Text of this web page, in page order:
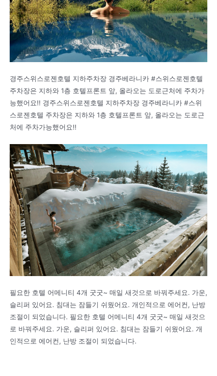
경주스위스로젠호텔 지하주차장 경주베라니카 #스위스로젠호텔
주차장은 지하와 1층 호텔프론트 앞, 올라오는 도로근처에 주차가
능했어요!! 경주스위스로젠호텔 지하주차장 경주베라니카 #스위
스로젠호텔 주차장은 지하와 1층 호텔프론트 앞, 올라오는 도로근
처에 주차가능했어요!!
필요한 호텔 어메니티 4개 굿굿~ 매일 새것으로 바꿔주세요. 가운,
슬리퍼 있어요. 침대는 잠들기 쉬웠어요. 개인적으로 에어컨, 난방
조절이 되었습니다. 필요한 호텔 어메니티 4개 굿굿~ 매일 새것으
로 바꿔주세요. 가운, 슬리퍼 있어요. 침대는 잠들기 쉬웠어요. 개
인적으로 에어컨, 난방 조절이 되었습니다.